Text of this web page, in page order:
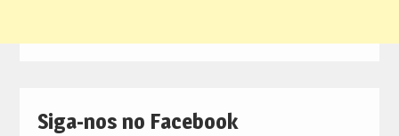
Siga-nos no Facebook